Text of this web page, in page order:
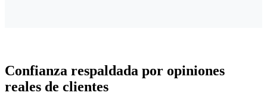
Confianza respaldada por opiniones
reales de clientes